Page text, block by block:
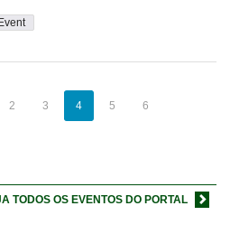
2 3 4 5 6
TODOS OS EVENTOS DO PORTAL